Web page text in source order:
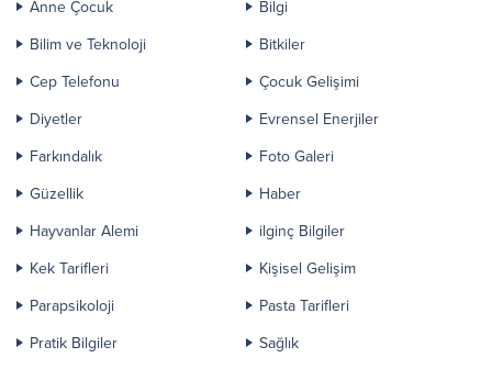
Anne Çocuk
Bilgi
Bilim ve Teknoloji
Bitkiler
Cep Telefonu
Çocuk Gelişimi
Diyetler
Evrensel Enerjiler
Farkındalık
Foto Galeri
Güzellik
Haber
Hayvanlar Alemi
ilginç Bilgiler
Kek Tarifleri
Kişisel Gelişim
Parapsikoloji
Pasta Tarifleri
Pratik Bilgiler
Sağlık